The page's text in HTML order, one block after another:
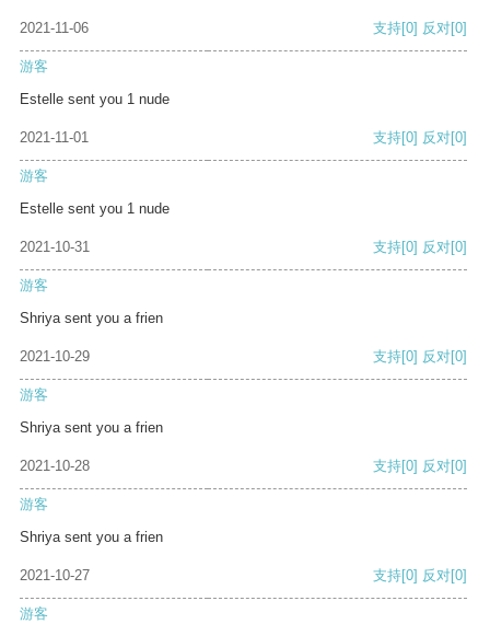
2021-11-06 支持[0] 反对[0]
游客
Estelle sent you 1 nude
2021-11-01 支持[0] 反对[0]
游客
Estelle sent you 1 nude
2021-10-31 支持[0] 反对[0]
游客
Shriya sent you a frien
2021-10-29 支持[0] 反对[0]
游客
Shriya sent you a frien
2021-10-28 支持[0] 反对[0]
游客
Shriya sent you a frien
2021-10-27 支持[0] 反对[0]
游客